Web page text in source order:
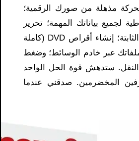
مذهلة من صورك الرقمية؛
لجميع بياناتك المهمة؛ تحرير
الفيديو أو الصور الثابتة؛ إنشاء أقراص DVD (كاملة
عبر خادم الوسائط؛ وضغط
النقل. ستدهش قوة الحل الواحد
المخضرمين. صدقني عندما